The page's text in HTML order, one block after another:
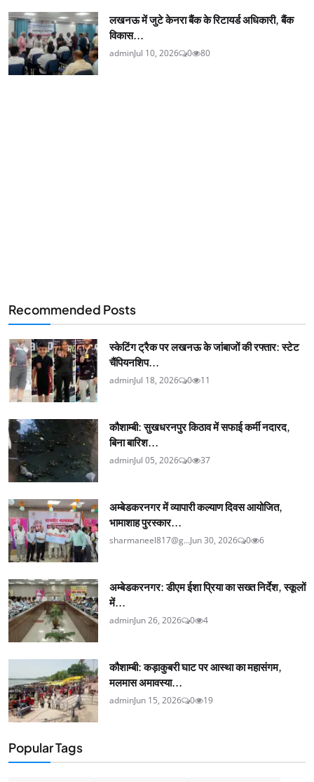
लखनऊ में जुटे केनरा बैंक के रिटायर्ड अधिकारी, बैंक
विकास...
adminJul 10, 2026 0 80
Recommended Posts
स्केटिंग ट्रैक पर लखनऊ के जांबाजों की रफ्तार: स्टेट
चैंपियनशिप...
adminJul 18, 2026 0 11
कौशाम्बी: सुखधरनपुर किठाव में सफाई कर्मी नदारद,
बिना बारिश...
adminJul 05, 2026 0 37
अम्बेडकरनगर में व्यापारी कल्याण दिवस आयोजित,
भामाशाह पुरस्कार...
sharmaneel817@g...Jun 30, 2026 0 6
अम्बेडकरनगर: डीएम ईशा प्रिया का सख्त निर्देश, स्कूलों
में...
adminJun 26, 2026 0 4
कौशाम्बी: कड़ाकुबरी घाट पर आस्था का महासंगम,
मलमास अमावस्या...
adminJun 15, 2026 0 19
Popular Tags